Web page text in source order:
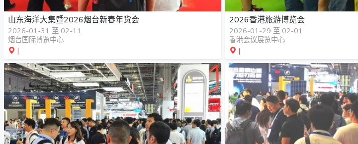
山东海洋大集暨2026烟台新春年货会
2026-01-31 至 02-11
烟台国际博览中心
|
2026香港旅游博览会
2026-01-29 至 02-01
香港会议展览中心
|